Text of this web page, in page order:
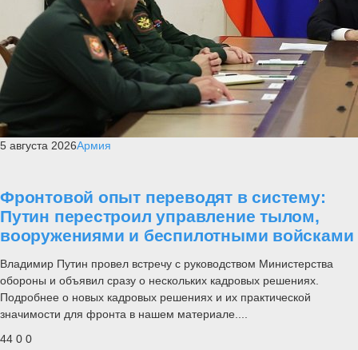
5 августа 2026Армия
Фронтовой опыт переводят в систему:
Путин перестроил управление тылом,
вооружениями и беспилотными войсками
Владимир Путин провел встречу с руководством Министерства
обороны и объявил сразу о нескольких кадровых решениях.
Подробнее о новых кадровых решениях и их практической
значимости для фронта в нашем материале....
44 0 0